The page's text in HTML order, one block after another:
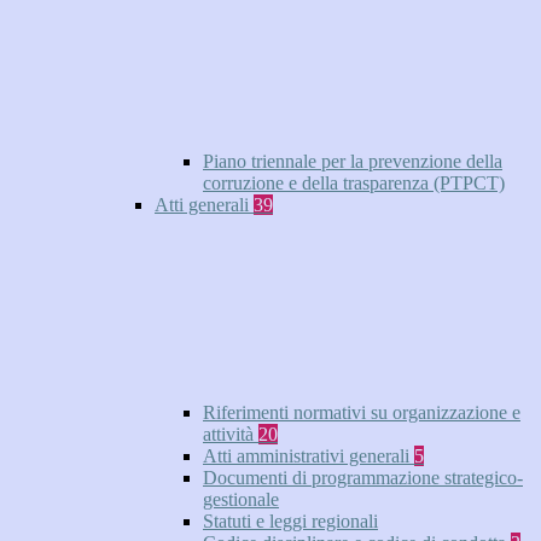
Piano triennale per la prevenzione della
corruzione e della trasparenza (PTPCT)
Atti generali 39
Riferimenti normativi su organizzazione e
attività 20
Atti amministrativi generali 5
Documenti di programmazione strategico-
gestionale
Statuti e leggi regionali